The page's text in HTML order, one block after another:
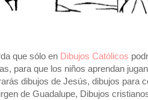
que sólo en Dibujos Católicos
para que los niños aprendan
dibujos de Jesús, dibujos para
de Guadalupe, Dibujos